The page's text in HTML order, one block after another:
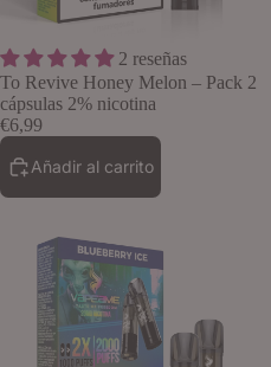
2 reseñas
To Revive Honey Melon – Pack 2
cápsulas 2% nicotina
€6,99
Añadir al carrito